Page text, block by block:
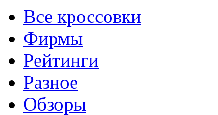
Все кроссовки
Фирмы
Рейтинги
Разное
Обзоры